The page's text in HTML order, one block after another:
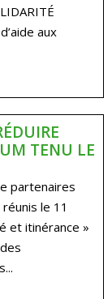
aux
TENU LE
partenaires
le 11
et itinérance »